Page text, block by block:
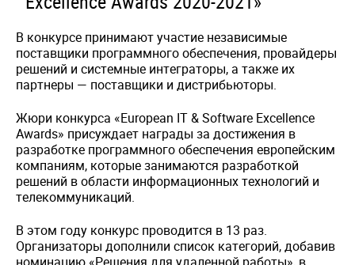
В конкурсе принимают участие независимые
поставщики программного обеспечения, провайдеры
решений и системные интеграторы, а также их
партнеры — поставщики и дистрибьюторы.
Жюри конкурса «European IT & Software Excellence
Awards» присуждает награды за достижения в
разработке программного обеспечения европейским
компаниям, которые занимаются разработкой
решений в области информационных технологий и
телекоммуникаций.
В этом году конкурс проводится в 13 раз.
Организаторы дополнили список категорий, добавив